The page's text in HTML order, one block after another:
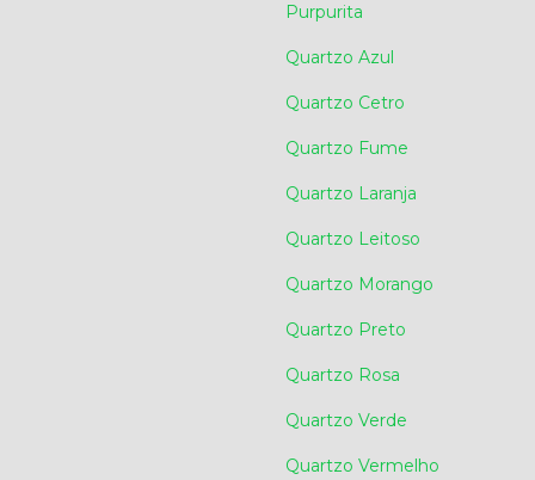
Purpurita
Quartzo Azul
Quartzo Cetro
Quartzo Fume
Quartzo Laranja
Quartzo Leitoso
Quartzo Morango
Quartzo Preto
Quartzo Rosa
Quartzo Verde
Quartzo Vermelho